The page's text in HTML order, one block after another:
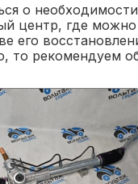
о
центр, где
его
то рекомендуем